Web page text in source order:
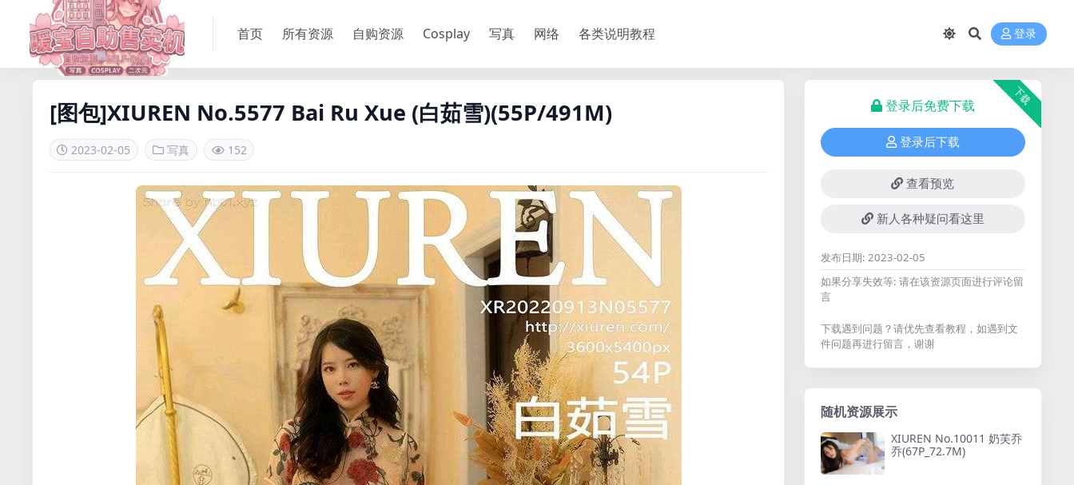
首页 所有资源 自购资源 Cosplay 写真 网络 各类说明教程 登录
[图包]XIUREN No.5577 Bai Ru Xue (白茹雪)(55P/491M)
2023-02-05 写真 152
下载
登录后免费下载
登录后下载
查看预览
新人各种疑问看这里
发布日期: 2023-02-05
如果分享失效等: 请在该资源页面进行评论留
言
下载遇到问题？请优先查看教程，如遇到文
件问题再进行留言，谢谢
随机资源展示
XIUREN No.10011 奶芙乔
乔(67P_72.7M)